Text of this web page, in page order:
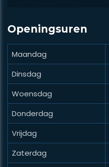
Openingsuren
Maandag
Dinsdag
Woensdag
Donderdag
Vrijdag
Zaterdag